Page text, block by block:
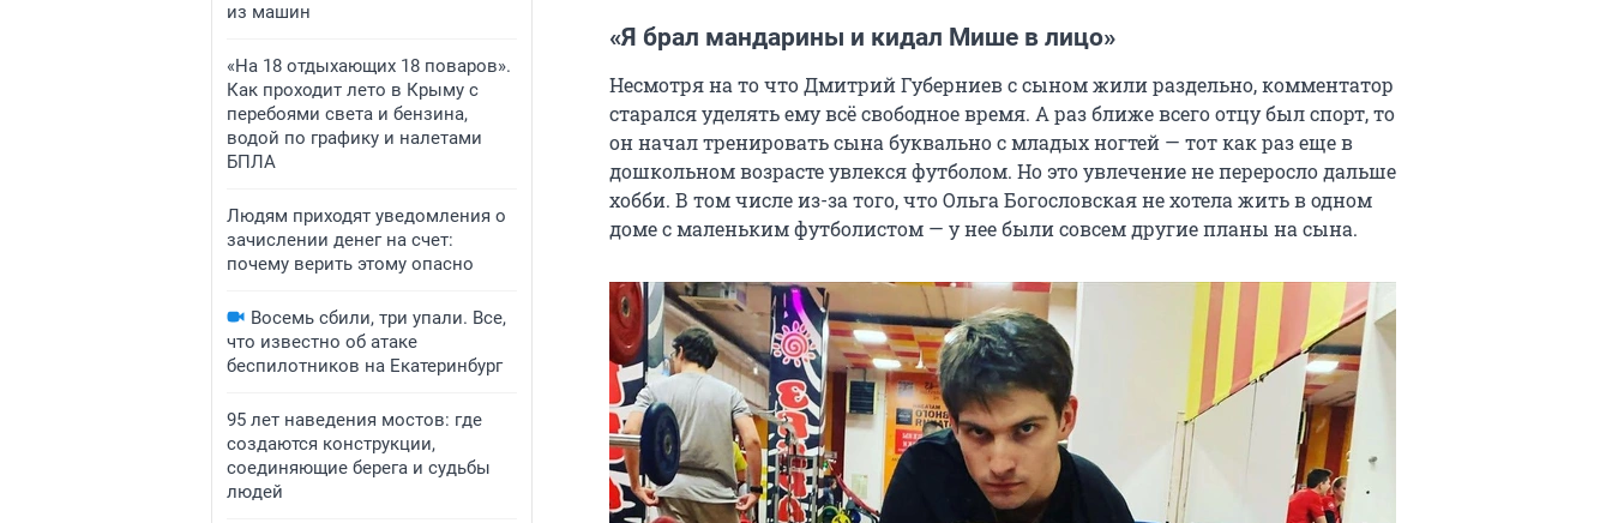
из машин
«На 18 отдыхающих 18 поваров».
Как проходит лето в Крыму с
перебоями света и бензина,
водой по графику и налетами
БПЛА
Людям приходят уведомления о
зачислении денег на счет:
почему верить этому опасно
Восемь сбили, три упали. Все,
что известно об атаке
беспилотников на Екатеринбург
95 лет наведения мостов: где
создаются конструкции,
соединяющие берега и судьбы
людей
«Я брал мандарины и кидал Мише в лицо»
Несмотря на то что Дмитрий Губерниев с сыном жили раздельно, комментатор
старался уделять ему всё свободное время. А раз ближе всего отцу был спорт, то
он начал тренировать сына буквально с младых ногтей — тот как раз еще в
дошкольном возрасте увлекся футболом. Но это увлечение не переросло дальше
хобби. В том числе из-за того, что Ольга Богословская не хотела жить в одном
доме с маленьким футболистом — у нее были совсем другие планы на сына.